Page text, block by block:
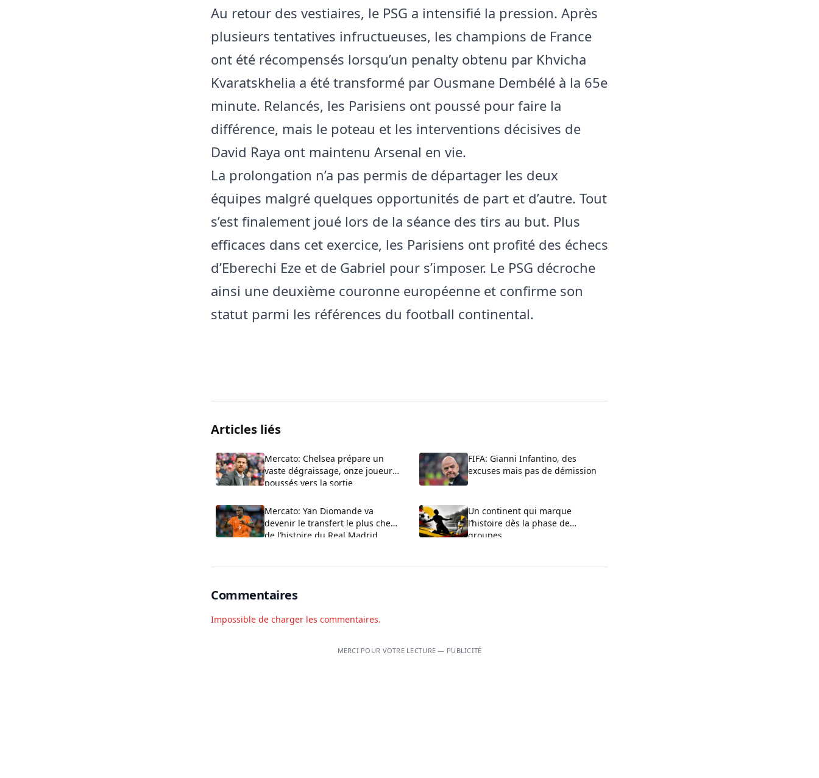
Au retour des vestiaires, le PSG a intensifié la pression. Après
plusieurs tentatives infructueuses, les champions de France
ont été récompensés lorsqu’un penalty obtenu par Khvicha
Kvaratskhelia a été transformé par Ousmane Dembélé à la 65e
minute. Relancés, les Parisiens ont poussé pour faire la
différence, mais le poteau et les interventions décisives de
David Raya ont maintenu Arsenal en vie.
La prolongation n’a pas permis de départager les deux
équipes malgré quelques opportunités de part et d’autre. Tout
s’est finalement joué lors de la séance des tirs au but. Plus
efficaces dans cet exercice, les Parisiens ont profité des échecs
d’Eberechi Eze et de Gabriel pour s’imposer. Le PSG décroche
ainsi une deuxième couronne européenne et confirme son
statut parmi les références du football continental.
Articles liés
Mercato: Chelsea prépare un
vaste dégraissage, onze joueurs
poussés vers la sortie
FIFA: Gianni Infantino, des
excuses mais pas de démission
Mercato: Yan Diomande va
devenir le transfert le plus cher
de l’histoire du Real Madrid
Un continent qui marque
l’histoire dès la phase de
groupes
Commentaires
Impossible de charger les commentaires.
MERCI POUR VOTRE LECTURE — PUBLICITÉ